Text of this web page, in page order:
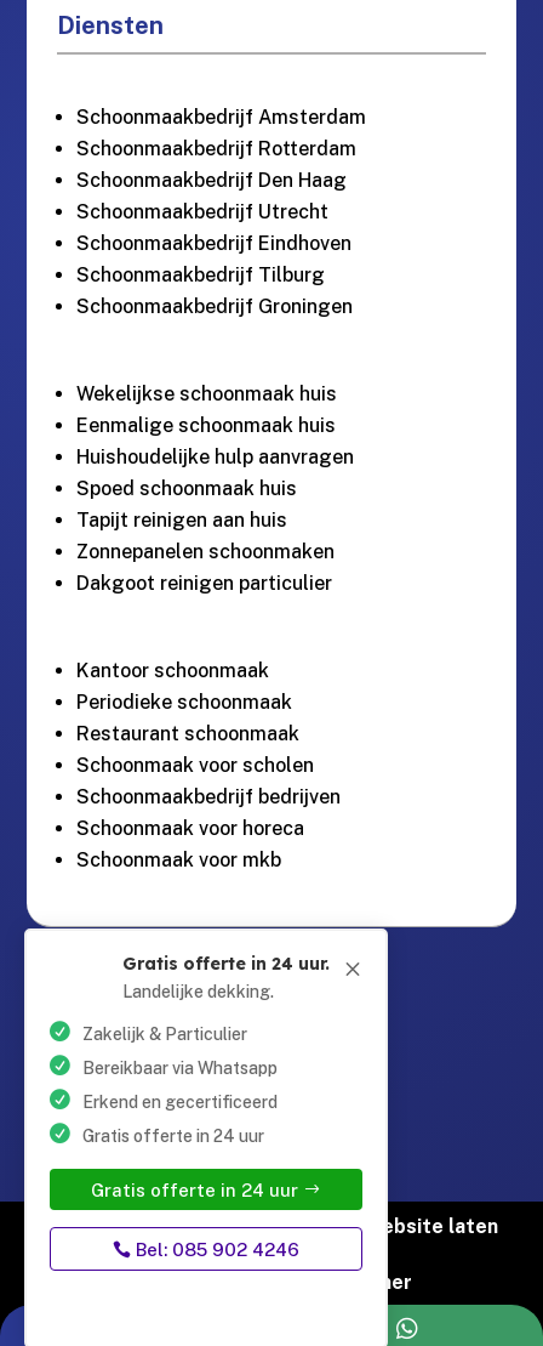
Diensten
Schoonmaakbedrijf Amsterdam
Schoonmaakbedrijf Rotterdam
Schoonmaakbedrijf Den Haag
Schoonmaakbedrijf Utrecht
Schoonmaakbedrijf Eindhoven
Schoonmaakbedrijf Tilburg
Schoonmaakbedrijf Groningen
Wekelijkse schoonmaak huis
Eenmalige schoonmaak huis
Huishoudelijke hulp aanvragen
Spoed schoonmaak huis
Tapijt reinigen aan huis
Zonnepanelen schoonmaken
Dakgoot reinigen particulier
Kantoor schoonmaak
Periodieke schoonmaak
Restaurant schoonmaak
Schoonmaak voor scholen
Schoonmaakbedrijf bedrijven
Schoonmaak voor horeca
Schoonmaak voor mkb
Guntersteinweg 377,
2531KA Den Haag

 085 90 24 24 6
M
Gratis offerte in 24 uur.
Landelijke dekking.
Zakelijk & Particulier
Bereikbaar via Whatsapp
Erkend en gecertificeerd
Gratis offerte in 24 uur
Gratis offerte in 24 uur
Bel: 085 902 4246
© Copyright Schoonmaak Totaal | Website laten
maken door Flexamedia
Disclaimer
